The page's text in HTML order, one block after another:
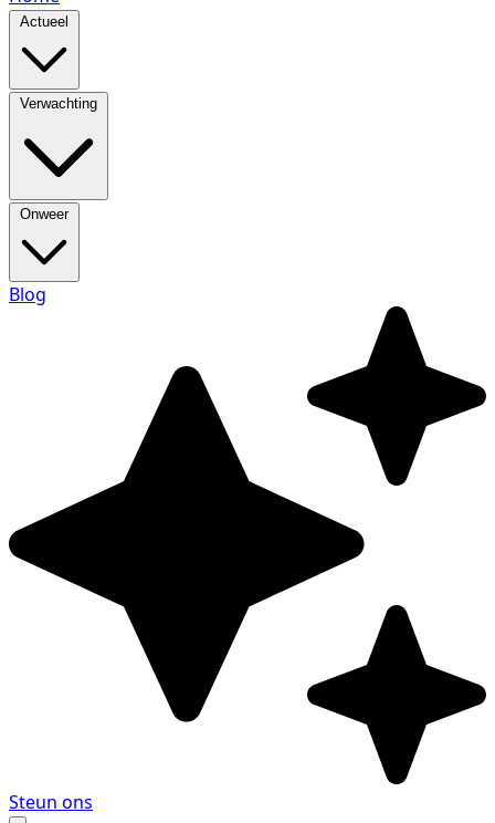
Actueel
Verwachting
Onweer
Blog
Steun ons